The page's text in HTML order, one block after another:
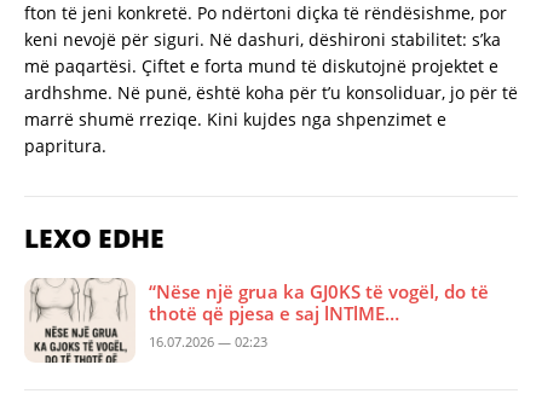
fton të jeni konkretë. Po ndërtoni diçka të rëndësishme, por
keni nevojë për siguri. Në dashuri, dëshironi stabilitet: s’ka
më paqartësi. Çiftet e forta mund të diskutojnë projektet e
ardhshme. Në punë, është koha për t’u konsoliduar, jo për të
marrë shumë rreziqe. Kini kujdes nga shpenzimet e
papritura.
LEXO EDHE
“Nëse një grua ka GJ0KS të vogël, do të
thotë që pjesa e saj lNTlME…
16.07.2026 — 02:23